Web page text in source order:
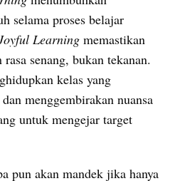
selama proses belajar
Learning memastikan
senang, bukan tekanan.
kelas yang
menggembirakan nuansa
untuk mengejar target
pun akan mandek jika hanya